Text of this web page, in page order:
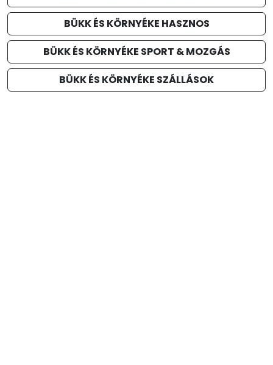
BÜKK ÉS KÖRNYÉKE HASZNOS
BÜKK ÉS KÖRNYÉKE SPORT & MOZGÁS
BÜKK ÉS KÖRNYÉKE SZÁLLÁSOK